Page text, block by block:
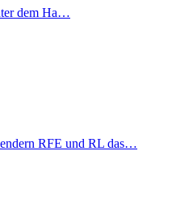
dem Ha…
RFE und RL das…